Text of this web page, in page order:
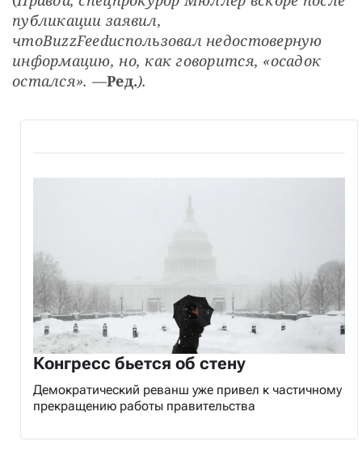
публикации заявил,
чтоBuzzFeedиспользовал недостоверную
информацию, но, как говорится, «осадок
остался». —Ред.).
Конгресс бьется об стену
Демократический реванш уже привел к частичному
прекращению работы правительства